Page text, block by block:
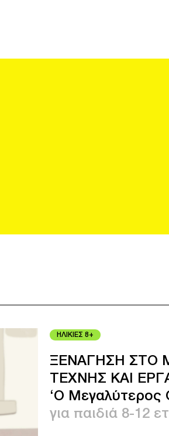
ΗΛΙΚΙΕΣ 8+
ΞΕΝΑΓΗΣΗ ΣΤΟ
ΤΕΧΝΗΣ ΚΑΙ
‘Ο Μεγαλύτερος
για παιδιά 8-12